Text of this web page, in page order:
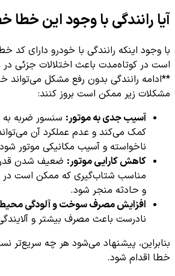
آیا رانندگی با وجود این
است در کوتاه‌مدت باعث اختلالات جزئی در
**ادامه رانندگی بدون رفع مشکل می‌تواند
مشکلات زیر ممکن است بروز کنند:
آسیب جدی به موتور: سنسور ضربه به
کمک می‌کند و عدم عملکرد آن
ناخواسته و آسیب مکانیکی موتور
کاهش کارایی موتور: ضعیف شدن
مناسب شتاب‌گیری که ممکن است
و حادثه منجر شود.
افزایش مصرف سوخت و آلودگی
نادرست باعث مصرف بیشتر و
بنابراین، پیشنهاد می‌شود هر چه سریع‌تر
خطا اقدام شود.